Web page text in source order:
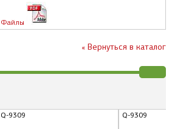
Файлы
« Вернуться в каталог
Q-9309 Q-9309